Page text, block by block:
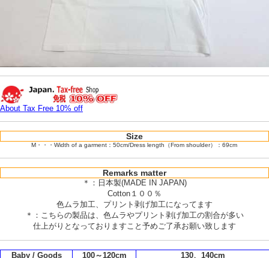
About Tax Free 10% off
Size
M・・・Width of a garment：50cm/Dress length（From shoulder）：69cm
Remarks matter
＊：日本製(MADE IN JAPAN)
Cotton１００％
色ムラ加工、プリント剥げ加工になってます
＊：こちらの製品は、色ムラやプリント剥げ加工の割合が多い
仕上がりとなっておりますこと予めご了承お願い致します
Baby / Goods 100～120cm 130、140cm